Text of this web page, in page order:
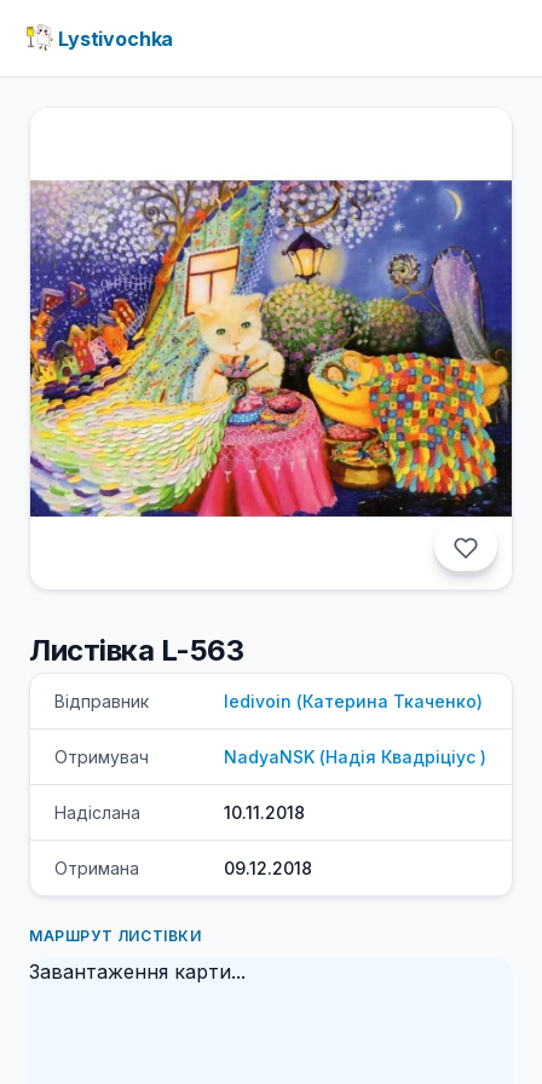
Lystivochka
Листівка L-563
Відправник ledivoin (Катерина Ткаченко)
Отримувач NadyaNSK (Надія Квадріціус )
Надіслана 10.11.2018
Отримана 09.12.2018
МАРШРУТ ЛИСТІВКИ
Завантаження карти...